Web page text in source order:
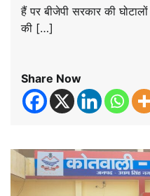
हैं पर बीजेपी सरकार की
की […]
Share Now